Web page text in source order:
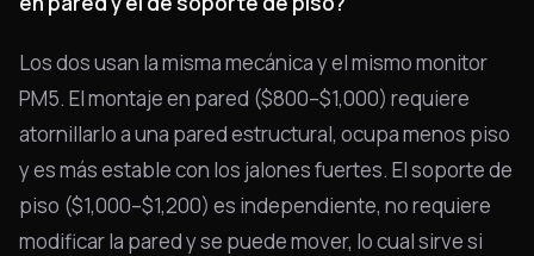
Los dos usan la misma mecánica y el mismo monitor
PM5. El montaje en pared ($800–$1,000) requiere
atornillarlo a una pared estructural, ocupa menos piso
y es más estable con los jalones fuertes. El soporte de
piso ($1,000–$1,200) es independiente, no requiere
modificar la pared y se puede mover, lo cual sirve si